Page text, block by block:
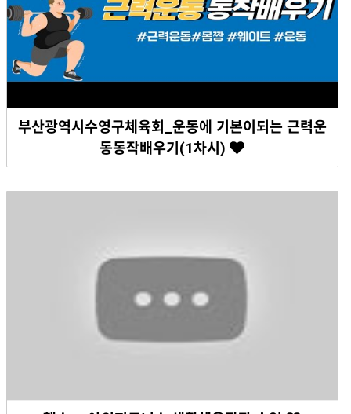
부산광역시수영구체육회_운동에 기본이되는 근력운
동동작배우기(1차시)